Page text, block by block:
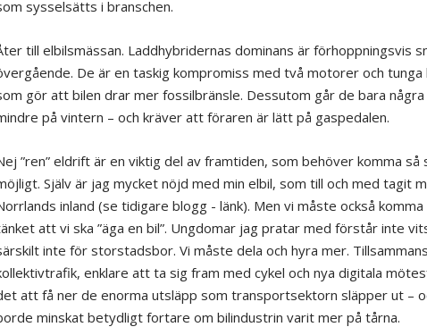
sysselsätts i branschen.
till elbilsmässan. Laddhybridernas dominans är förhoppningsvis
De är en taskig kompromiss med två motorer och
gör att bilen drar mer fossilbränsle. Dessutom går de bara några
på vintern – och kräver att föraren är lätt på gaspedalen.
”ren” eldrift är en viktig del av framtiden, som behöver komma så
Själv är jag mycket nöjd med min elbil, som till och med tagit
inland (se tidigare blogg - länk). Men vi måste också
att vi ska ”äga en bil”. Ungdomar jag pratar med förstår inte
inte för storstadsbor. Vi måste dela och hyra mer.
enklare att ta sig fram med cykel och nya digitala
att få ner de enorma utsläpp som transportsektorn släpper ut –
minskat betydligt fortare om bilindustrin varit mer på tårna.